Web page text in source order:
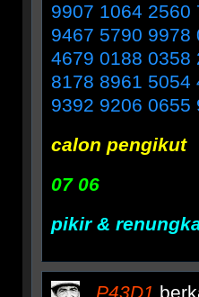
9907 1064 2560
9467 5790 9978
4679 0188 0358
8178 8961 5054
9392 9206 0655
calon pengikut
07 06
pikir &
P43D1